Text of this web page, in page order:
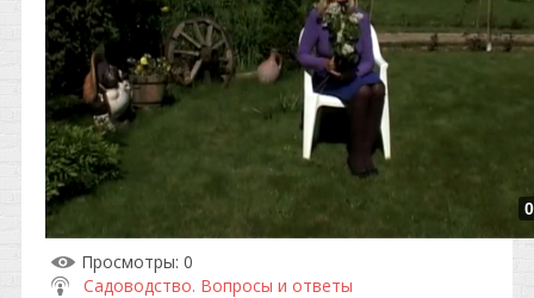
Просмотры: 0
Садоводство. Вопросы и ответы